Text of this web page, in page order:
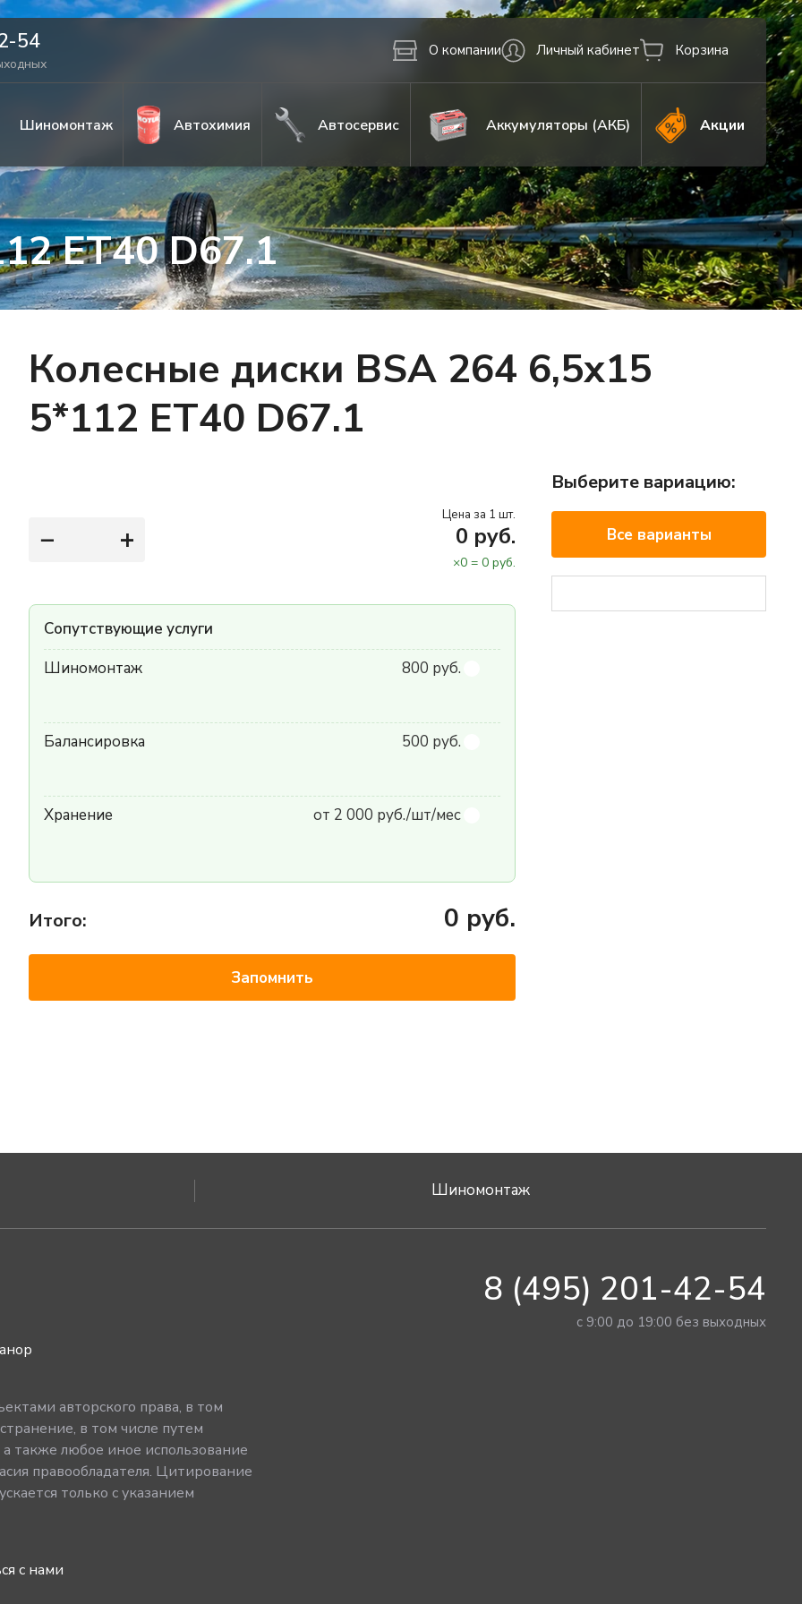
54 О компании Личный кабинет Корзина
Шиномонтаж Автохимия Автосервис Аккумуляторы (АКБ) Акции
ET40 D67.1
Колесные диски BSA 264 6,5x15
5*112 ET40 D67.1
− +
Цена за 1 шт.
0 руб.
×0 = 0 руб.
Сопутствующие услуги
Шиномонтаж
800 руб.
Балансировка 500 руб.
Хранение от 2 000 руб./шт/мес
Итого: 0 руб.
Запомнить
Выберите вариацию:
Все варианты
Шиномонтаж
8 (495) 201-42-54
с 9:00 до 19:00 без выходных
авторского права, в том
в том числе путем
также любое иное использование
правообладателя. Цитирование
только с указанием
с нами